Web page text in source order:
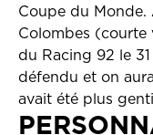
Coupe du Monde.
Colombes (courte
du Racing 92 le
défendu et on
avait été plus